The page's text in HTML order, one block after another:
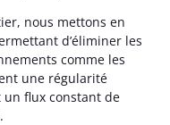
nous mettons en
d’éliminer les
comme les
une régularité
flux constant de